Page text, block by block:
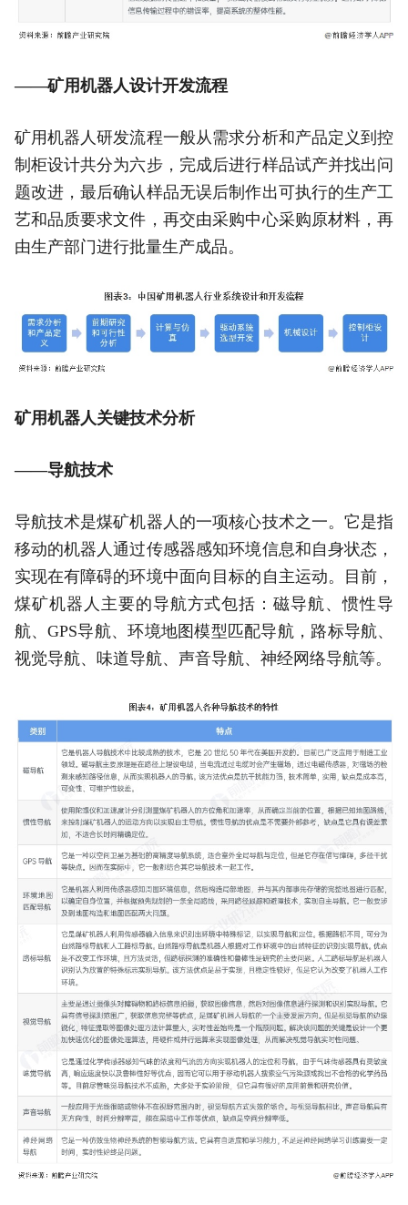
——矿用机器人设计开发流程
矿用机器人研发流程一般从需求分析和产品定义到控
制柜设计共分为六步，完成后进行样品试产并找出问
题改进，最后确认样品无误后制作出可执行的生产工
艺和品质要求文件，再交由采购中心采购原材料，再
由生产部门进行批量生产成品。
矿用机器人关键技术分析
——导航技术
导航技术是煤矿机器人的一项核心技术之一。它是指
移动的机器人通过传感器感知环境信息和自身状态，
实现在有障碍的环境中面向目标的自主运动。目前，
煤矿机器人主要的导航方式包括：磁导航、惯性导
航、GPS导航、环境地图模型匹配导航，路标导航、
视觉导航、味道导航、声音导航、神经网络导航等。